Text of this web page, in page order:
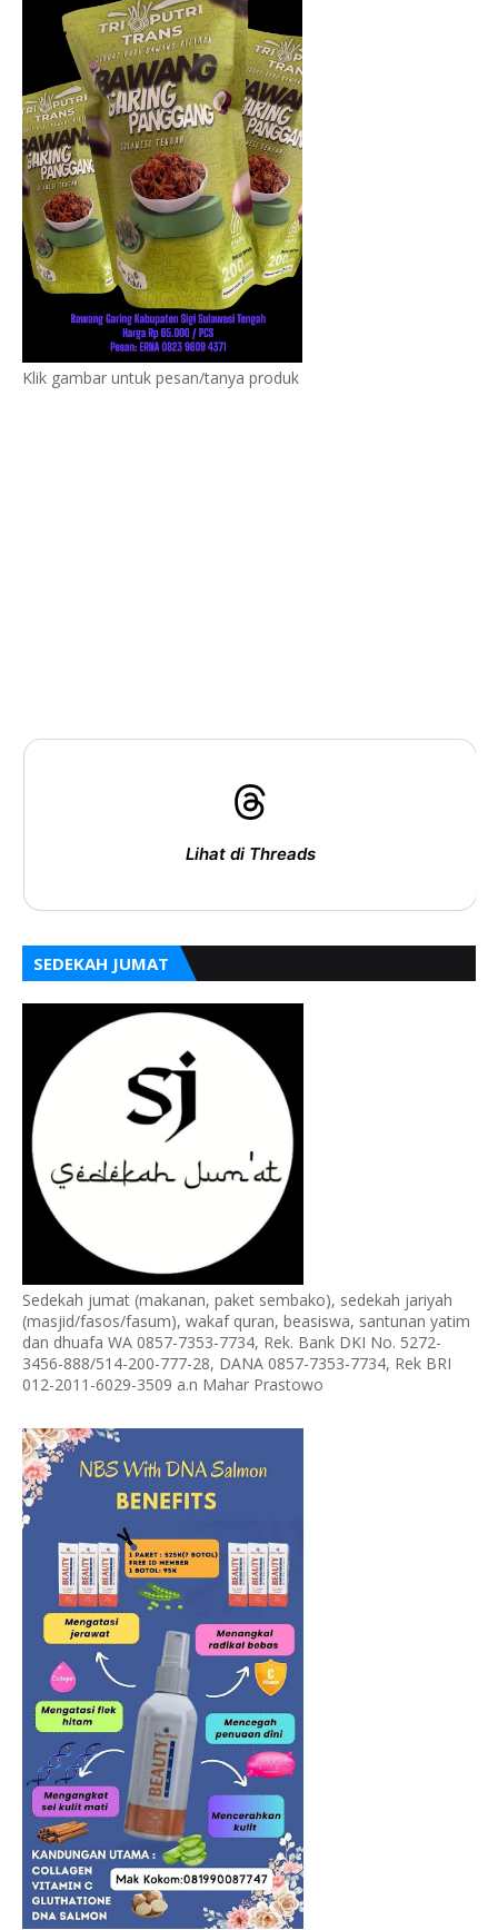
Klik gambar untuk pesan/tanya produk
Lihat di Threads
SEDEKAH JUMAT
Sedekah jumat (makanan, paket sembako), sedekah jariyah
(masjid/fasos/fasum), wakaf quran, beasiswa, santunan yatim
dan dhuafa WA 0857-7353-7734, Rek. Bank DKI No. 5272-
3456-888/514-200-777-28, DANA 0857-7353-7734, Rek BRI
012-2011-6029-3509 a.n Mahar Prastowo